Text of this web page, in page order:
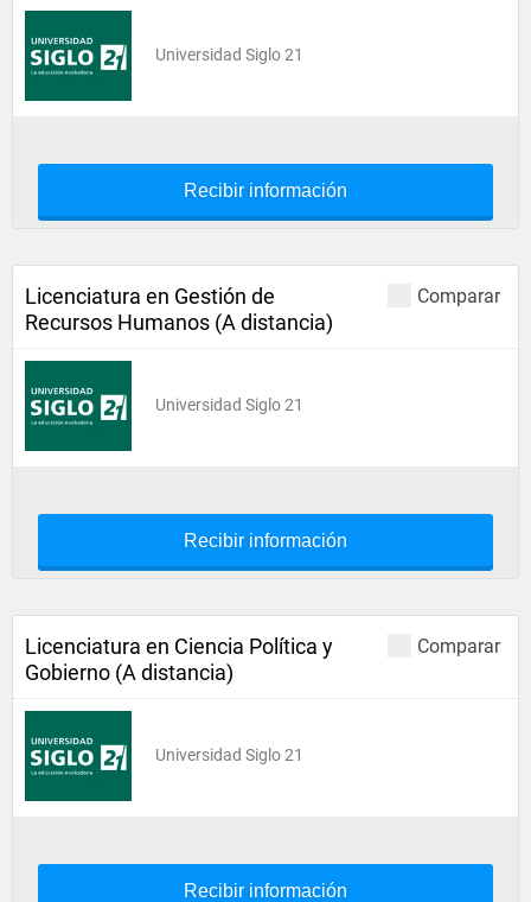
Universidad Siglo 21
Recibir información
Comparar
Licenciatura en Gestión de
Recursos Humanos (A distancia)
Universidad Siglo 21
Recibir información
Comparar
Licenciatura en Ciencia Política y
Gobierno (A distancia)
Universidad Siglo 21
Recibir información